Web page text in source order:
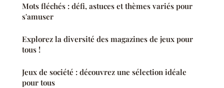
Mots fléchés : défi, astuces et thèmes variés pour
s'amuser
Explorez la diversité des magazines de jeux pour
tous !
Jeux de société : découvrez une sélection idéale
pour tous